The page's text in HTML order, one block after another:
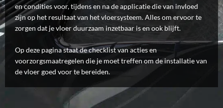
en condities voor, tijdens en na de applicatie die van invloed
zijn op het resultaat van het vloersysteem. Alles om ervoor te
zorgen dat je vloer duurzaam inzetbaar is en ook blijft.
Op deze pagina staat de checklist van acties en
voorzorgsmaatregelen die je moet treffen om de installatie van
de vloer goed voor te bereiden.